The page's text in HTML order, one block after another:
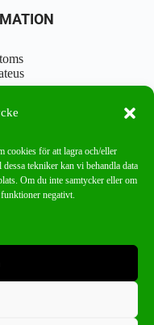
cookies för att lagra och/eller
tekniker kan vi behandla data
Om du inte samtycker eller om
negativt.